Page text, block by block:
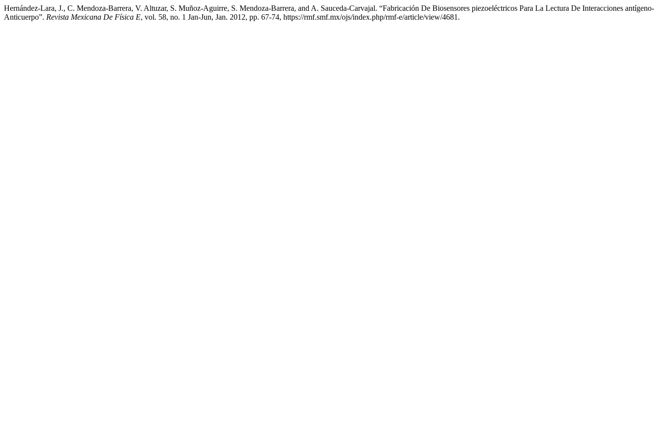
Hernández-Lara, J., C. Mendoza-Barrera, V. Altuzar, S. Muñoz-Aguirre, S. Mendoza-Barrera, and A. Sauceda-Carvajal. “Fabricación De Biosensores piezoeléctricos Para La Lectura De Interacciones antígeno-
Anticuerpo”. Revista Mexicana De Física E, vol. 58, no. 1 Jan-Jun, Jan. 2012, pp. 67-74, https://rmf.smf.mx/ojs/index.php/rmf-e/article/view/4681.